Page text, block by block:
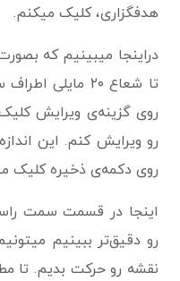
هدفگزاری، کلیک میکنم.
دراینجا میبینیم که
تا شعاع ۲۰
روی گزینه‌ی ویرایش
روی دکمه‌ی ذخیره کلیک
اینجا در قسمت سمت
رو دقیق‌تر ببینیم
نقشه رو حرکت بدیم. تا